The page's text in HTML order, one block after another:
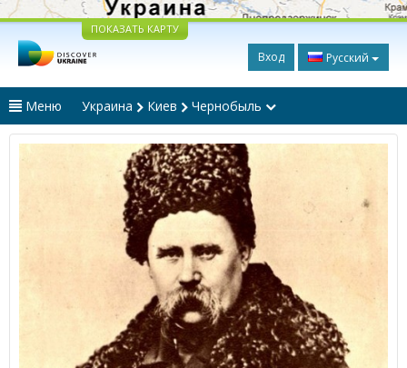
ПОКАЗАТЬ КАРТУ
Вход Русский
Меню Украина Киев Чернобыль